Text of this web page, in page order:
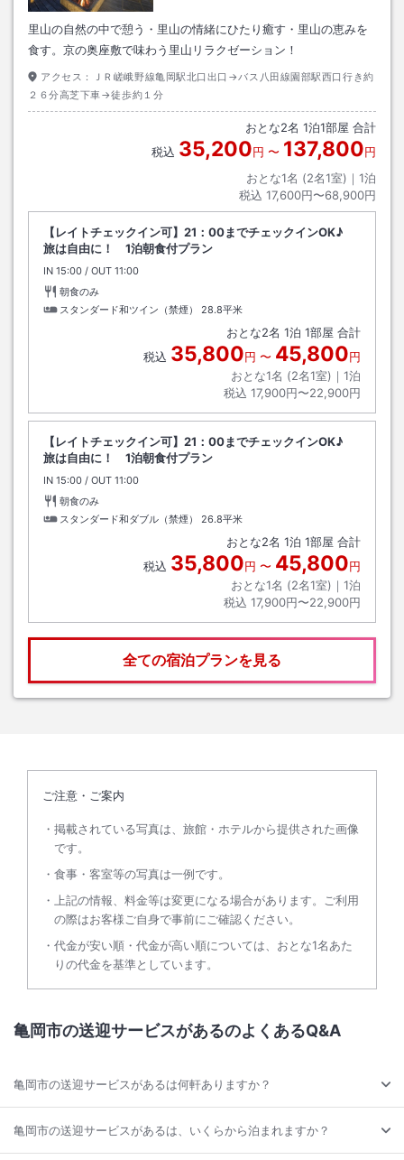
里山の自然の中で憩う・里山の情緒にひたり癒す・里山の恵みを
食す。京の奥座敷で味わう里山リラクゼーション！
アクセス：
ＪＲ嵯峨野線亀岡駅北口出口→バス八田線園部駅西口行き約
２６分高芝下車→徒歩約１分
おとな2名 1泊1部屋 合計
税込 35,200円 〜 137,800円
おとな1名 (2名1室)｜ 1泊
税込 17,600円〜68,900円
【レイトチェックイン可】21：00までチェックインOK♪
旅は自由に！ 1泊朝食付プラン
IN チェックイン
15:00 / OUT チェックアウト
11:00
朝食のみ
スタンダード和ツイン（禁煙）
28.8平米
おとな2名 1泊 1部屋 合計
税込 35,800円 〜 45,800円
おとな1名 (2名1室)｜ 1泊
税込 17,900円〜22,900円
【レイトチェックイン可】21：00までチェックインOK♪
旅は自由に！ 1泊朝食付プラン
IN チェックイン
15:00 / OUT チェックアウト
11:00
朝食のみ
スタンダード和ダブル（禁煙）
26.8平米
おとな2名 1泊 1部屋 合計
税込 35,800円 〜 45,800円
おとな1名 (2名1室)｜ 1泊
税込 17,900円〜22,900円
全ての宿泊プランを見る
ご注意・ご案内
掲載されている写真は、旅館・ホテルから提供された画像
です。
食事・客室等の写真は一例です。
上記の情報、料金等は変更になる場合があります。ご利用
の際はお客様ご自身で事前にご確認ください。
代金が安い順・代金が高い順については、おとな1名あた
りの代金を基準としています。
亀岡市の送迎サービスがあるのよくあるQ&A
亀岡市の送迎サービスがあるは何軒ありますか？
亀岡市の送迎サービスがあるは、いくらから泊まれますか？